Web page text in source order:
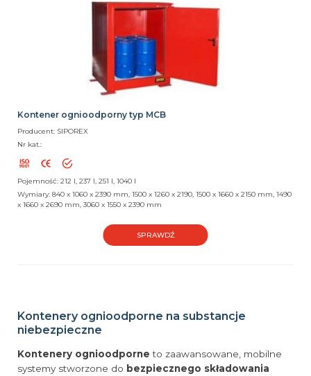
Kontener ognioodporny typ MCB
Producent: SIPOREX
Nr kat.:
Pojemność: 212 l, 237 l, 251 l, 1040 l
Wymiary: 840 x 1060 x 2390 mm, 1500 x 1260 x 2190, 1500 x 1660 x 2150 mm, 1490
x 1660 x 2690 mm, 3060 x 1550 x 2390 mm
SPRAWDŹ
Kontenery ognioodporne na substancje
niebezpieczne
Kontenery ognioodporne to zaawansowane, mobilne
systemy stworzone do bezpiecznego składowania